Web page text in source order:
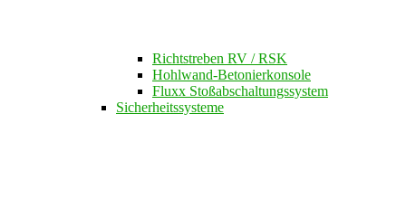
Richtstreben RV / RSK
Hohlwand-Betonierkonsole
Fluxx Stoßabschaltungssystem
Sicherheitssysteme